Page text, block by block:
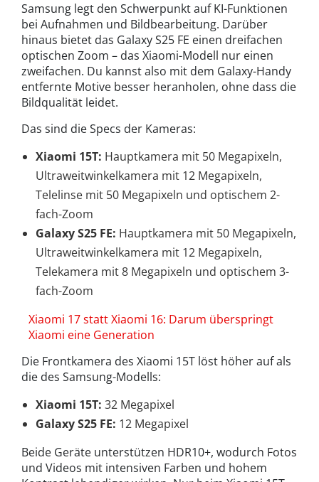
Samsung legt den Schwerpunkt auf KI-Funktionen
bei Aufnahmen und Bildbearbeitung. Darüber
hinaus bietet das Galaxy S25 FE einen dreifachen
optischen Zoom – das Xiaomi-Modell nur einen
zweifachen. Du kannst also mit dem Galaxy-Handy
entfernte Motive besser heranholen, ohne dass die
Bildqualität leidet.
Das sind die Specs der Kameras:
Xiaomi 15T: Hauptkamera mit 50 Megapixeln,
Ultraweitwinkelkamera mit 12 Megapixeln,
Telelinse mit 50 Megapixeln und optischem 2-
fach-Zoom
Galaxy S25 FE: Hauptkamera mit 50 Megapixeln,
Ultraweitwinkelkamera mit 12 Megapixeln,
Telekamera mit 8 Megapixeln und optischem 3-
fach-Zoom
Xiaomi 17 statt Xiaomi 16: Darum überspringt
Xiaomi eine Generation
Die Frontkamera des Xiaomi 15T löst höher auf als
die des Samsung-Modells:
Xiaomi 15T: 32 Megapixel
Galaxy S25 FE: 12 Megapixel
Beide Geräte unterstützen HDR10+, wodurch Fotos
und Videos mit intensiven Farben und hohem